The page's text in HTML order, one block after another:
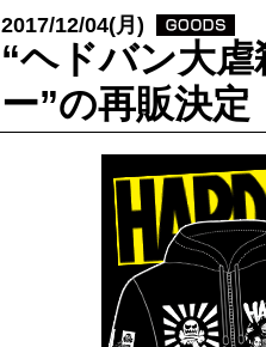
2017/12/04(月)
“ヘドバン大
ー”の再販決